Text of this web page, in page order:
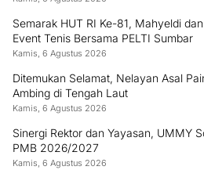
Semarak HUT RI Ke-81, Mahyeldi
Event Tenis Bersama PELTI Sumbar
Kamis, 6 Agustus 2026
Ditemukan Selamat, Nelayan Asal
Ambing di Tengah Laut
Kamis, 6 Agustus 2026
Sinergi Rektor dan Yayasan, UMMY
PMB 2026/2027
Kamis, 6 Agustus 2026